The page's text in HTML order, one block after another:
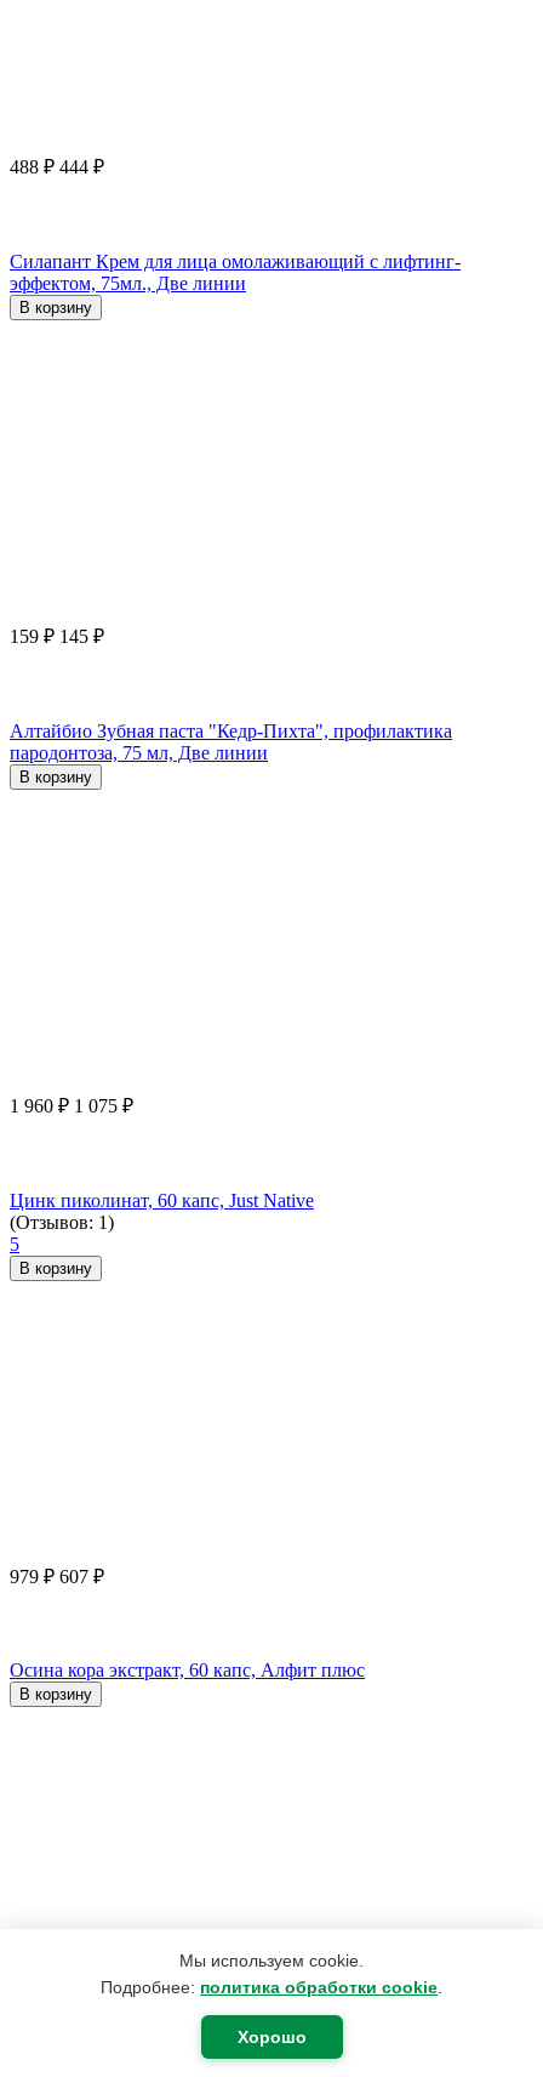
Мы используем cookie.
Подробнее: политика обработки cookie
Хорошо
488 ₽ 444 ₽
Силапант Крем для лица омолаживающий с лифтинг-
эффектом, 75мл., Две линии
В корзину
159 ₽ 145 ₽
Алтайбио Зубная паста "Кедр-Пихта", профилактика
пародонтоза, 75 мл, Две линии
В корзину
1 960 ₽ 1 075 ₽
Цинк пиколинат, 60 капс, Just Native
(Отзывов: 1)
5
В корзину
979 ₽ 607 ₽
Осина кора экстракт, 60 капс, Алфит плюс
В корзину